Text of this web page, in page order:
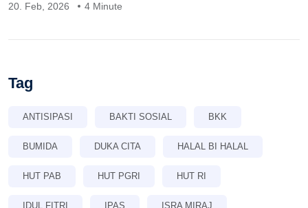
20. Feb, 2026 4 Minute
Tag
ANTISIPASI BAKTI SOSIAL BKK
BUMIDA DUKA CITA HALAL BI HALAL
HUT PAB HUT PGRI HUT RI
IDUL FITRI IPAS ISRA MIRAJ